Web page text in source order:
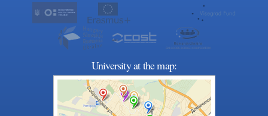
University at the map: